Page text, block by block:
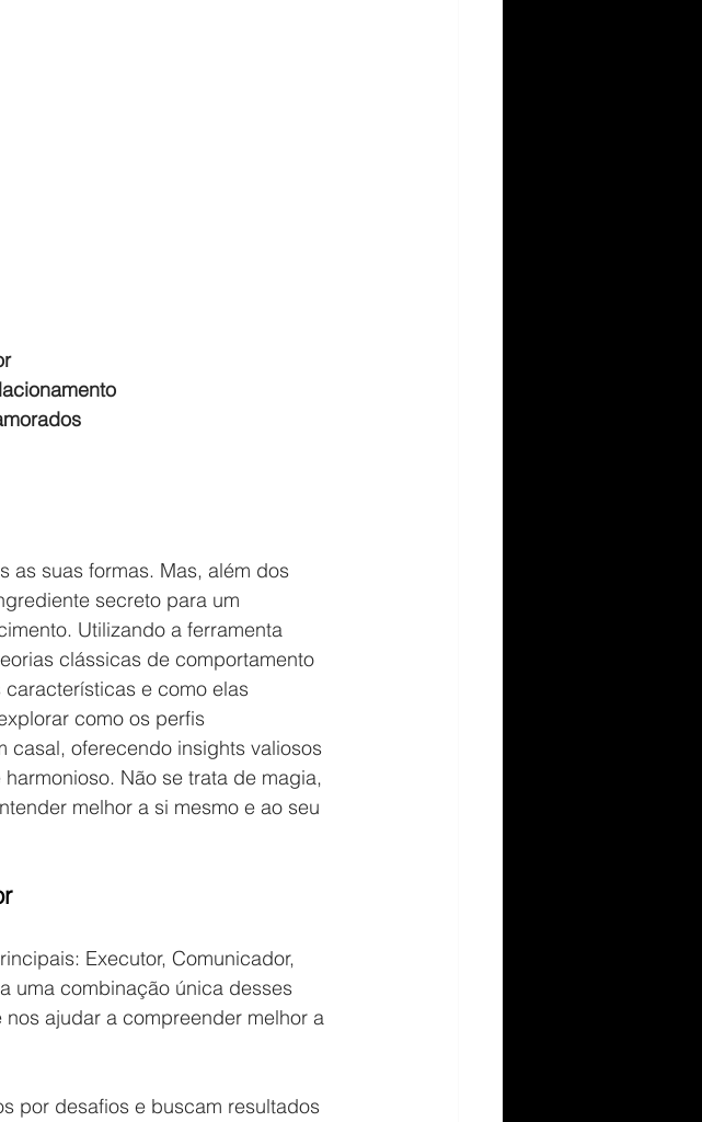
as suas formas. Mas, além dos
secreto para um
Utilizando a ferramenta
clássicas de comportamento
e como elas
como os perfis
casal, oferecendo insights valiosos
Não se trata de magia,
melhor a si mesmo e ao seu
Executor, Comunicador,
uma combinação única desses
ajudar a compreender melhor a
por desafios e buscam resultados